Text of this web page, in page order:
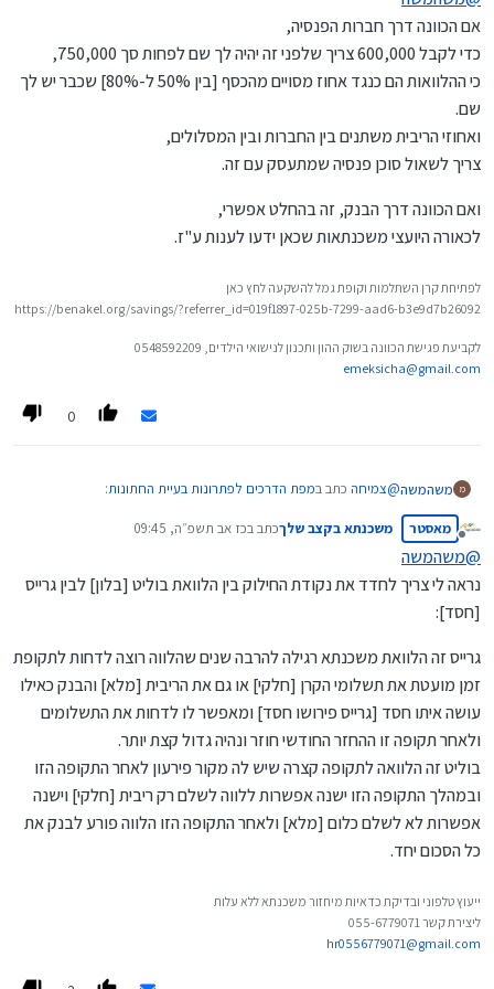
מה עלות הריביות של גרייס מלא לשנתיים בהלוואה של כ 600 אלף
ש"ח, והאם ניתן להשיג כזה דבר?
אם הכוונה דרך חברות הפנסיה,
כדי לקבל 600,000 צריך שלפני זה יהיה לך שם לפחות סך 750,000,
כי ההלוואות הם כנגד אחוז מסויים מהכסף [בין 50% ל-80%] שכבר יש לך
שם.
ואחוזי הריבית משתנים בין החברות ובין המסלולים,
צריך לשאול סוכן פנסיה שמתעסק עם זה.
ואם הכוונה דרך הבנק, זה בהחלט אפשרי,
לכאורה היועצי משכנתאות שכאן ידעו לענות ע"ז.
לפתיחת קרן השתלמות וקופת גמל להשקעה לחץ כאן
https://benakel.org/savings/?referrer_id=019f1897-025b-7299-aad6-b3e9d7b26092
לקביעת פגישת הכוונה בשוק ההון ותכנון לנישואי הילדים, 0548592209
emeksicha@gmail.com
0
מ משהמשה@צמיחה כתב במפת הדרכים לפתרונות בעיית החתונות:
ש"ח, והאם ניתן להשיג כזה דבר?
מנותק
מאסטר משכנתא בקצב שלךכתב בכז אב תשפ״ה, 09:45
נערך לאחרונה על ידי
@משהמשה
נראה לי צריך לחדד את נקודת החילוק בין הלוואת בוליט [בלון] לבין גרייס
[חסד]:
גרייס זה הלוואת משכנתא רגילה להרבה שנים שהלווה רוצה לדחות לתקופת
זמן מועטת את תשלומי הקרן [חלקי] או גם את הריבית [מלא] והבנק כאילו
עושה איתו חסד [גרייס פירושו חסד] ומאפשר לו לדחות את התשלומים
ולאחר תקופה זו ההחזר החודשי חוזר ונהיה גדול קצת יותר.
בוליט זה הלוואה לתקופה קצרה שיש לה מקור פירעון לאחר התקופה הזו
ובמהלך התקופה הזו ישנה אפשרות ללווה לשלם רק ריבית [חלקי] וישנה
אפשרות לא לשלם כלום [מלא] ולאחר התקופה הזו הלווה פורע לבנק את
כל הסכום יחד.
ייעוץ טלפוני ובדיקת כדאיות מיחזור משכנתא ללא עלות
ליצירת קשר 055-6779071
hr0556779071@gmail.com